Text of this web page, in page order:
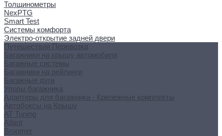
Толщинометры
NexPTG
Smart Test
Системы комфорта
Электро-открытие задней двери
Путешествия Перевозка
Багажники на крышу автомобиля
Багажные системы
Багажники на рейлинги
Багажные дуги
Упоры багажника
Адаптеры для багажника - Крепежные комплекты
Автобоксы на Крышу
AT Tuning
Atlant
Broomer